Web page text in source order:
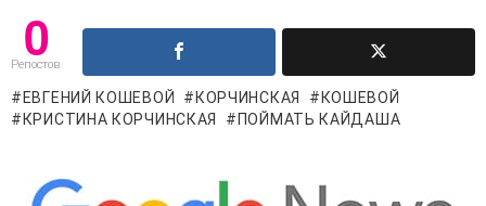
0
Репостов
ЕВГЕНИЙ КОШЕВОЙ КОРЧИНСКАЯ
КОШЕВОЙ
КРИСТИНА КОРЧИНСКАЯ
ПОЙМАТЬ КАЙДАША